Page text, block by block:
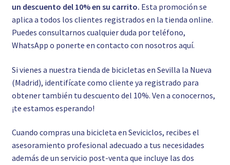
un descuento del 10% en su carrito. Esta promoción se
aplica a todos los clientes registrados en la tienda online.
Puedes consultarnos cualquier duda por teléfono,
WhatsApp o ponerte en contacto con nosotros aquí.
Si vienes a nuestra tienda de bicicletas en Sevilla la Nueva
(Madrid), identifícate como cliente ya registrado para
obtener también tu descuento del 10%. Ven a conocernos,
¡te estamos esperando!
Cuando compras una bicicleta en Seviciclos, recibes el
asesoramiento profesional adecuado a tus necesidades
además de un servicio post-venta que incluye las dos